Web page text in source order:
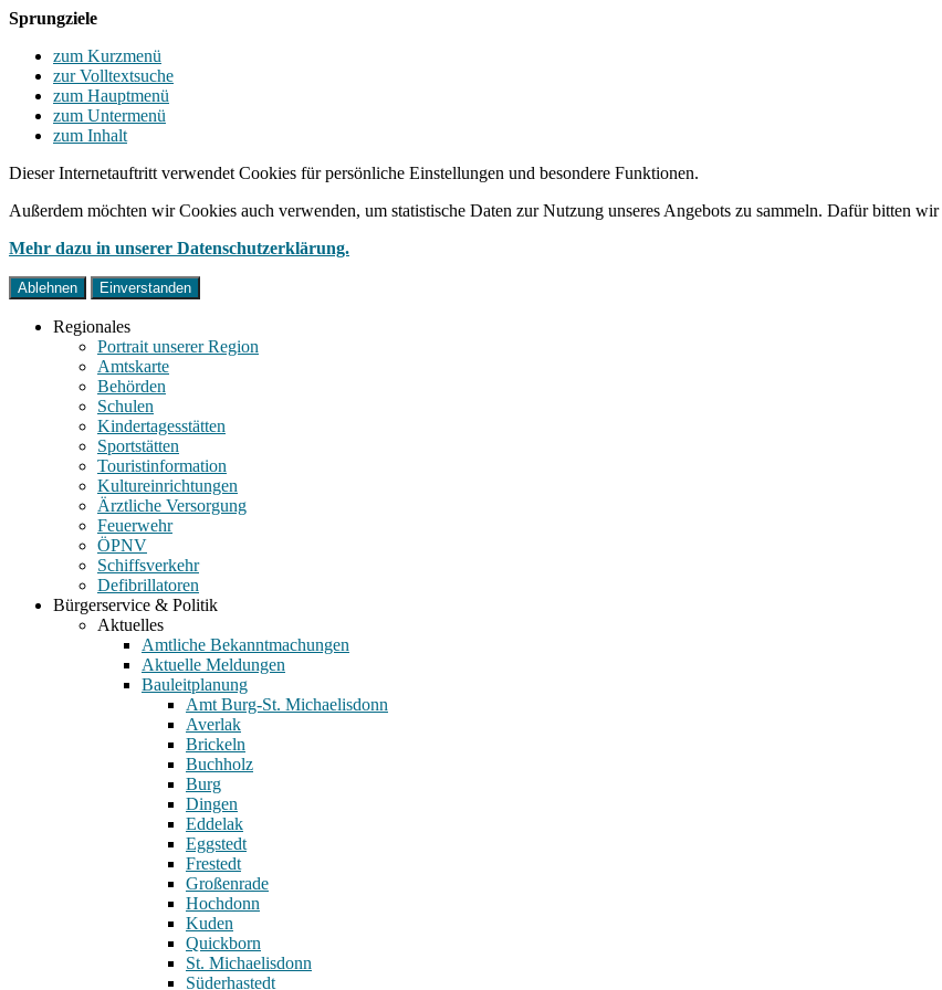
Sprungziele
zum Kurzmenü
zur Volltextsuche
zum Hauptmenü
zum Untermenü
zum Inhalt
Dieser Internetauftritt verwendet Cookies für persönliche Einstellungen und besondere Funktionen.
Außerdem möchten wir Cookies auch verwenden, um statistische Daten zur Nutzung unseres Angebots zu sammeln. Dafür bitten
Mehr dazu in unserer Datenschutzerklärung.
Ablehnen Einverstanden
Regionales
Portrait unserer Region
Amtskarte
Behörden
Schulen
Kindertagesstätten
Sportstätten
Touristinformation
Kultureinrichtungen
Ärztliche Versorgung
Feuerwehr
ÖPNV
Schiffsverkehr
Defibrillatoren
Bürgerservice & Politik
Aktuelles
Amtliche Bekanntmachungen
Aktuelle Meldungen
Bauleitplanung
Amt Burg-St. Michaelisdonn
Averlak
Brickeln
Buchholz
Burg
Dingen
Eddelak
Eggstedt
Frestedt
Großenrade
Hochdonn
Kuden
Quickborn
St. Michaelisdonn
Süderhastedt